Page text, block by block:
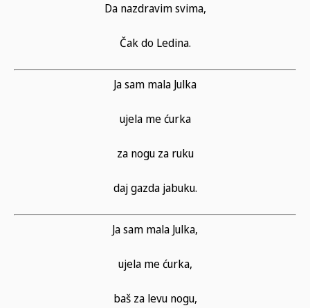
Da nazdravim svima,
Čak do Ledina.
Ja sam mala Julka
ujela me ćurka
za nogu za ruku
daj gazda jabuku.
Ja sam mala Julka,
ujela me ćurka,
baš za levu nogu,